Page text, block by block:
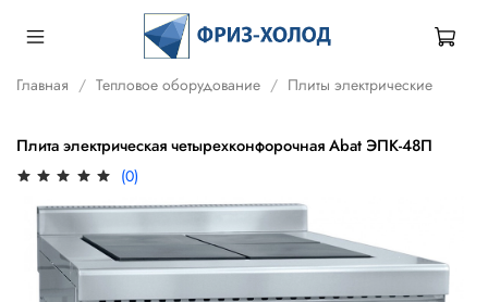
Главная Тепловое оборудование Плиты электрические
Плита электрическая четырехконфорочная Abat ЭПК-48П
(0)